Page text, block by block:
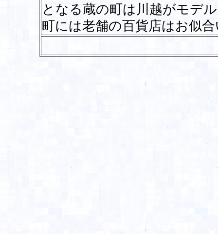
となる蔵の町は川越がモデ
町には老舗の百貨店はお似